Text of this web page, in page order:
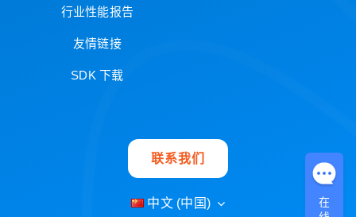
行业性能报告
友情链接
SDK 下载
联系我们
中文 (中国)
在